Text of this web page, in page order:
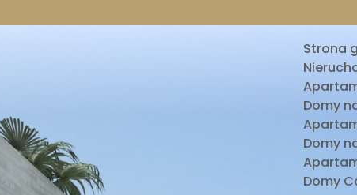
Strona
Domy
Domy
Domy